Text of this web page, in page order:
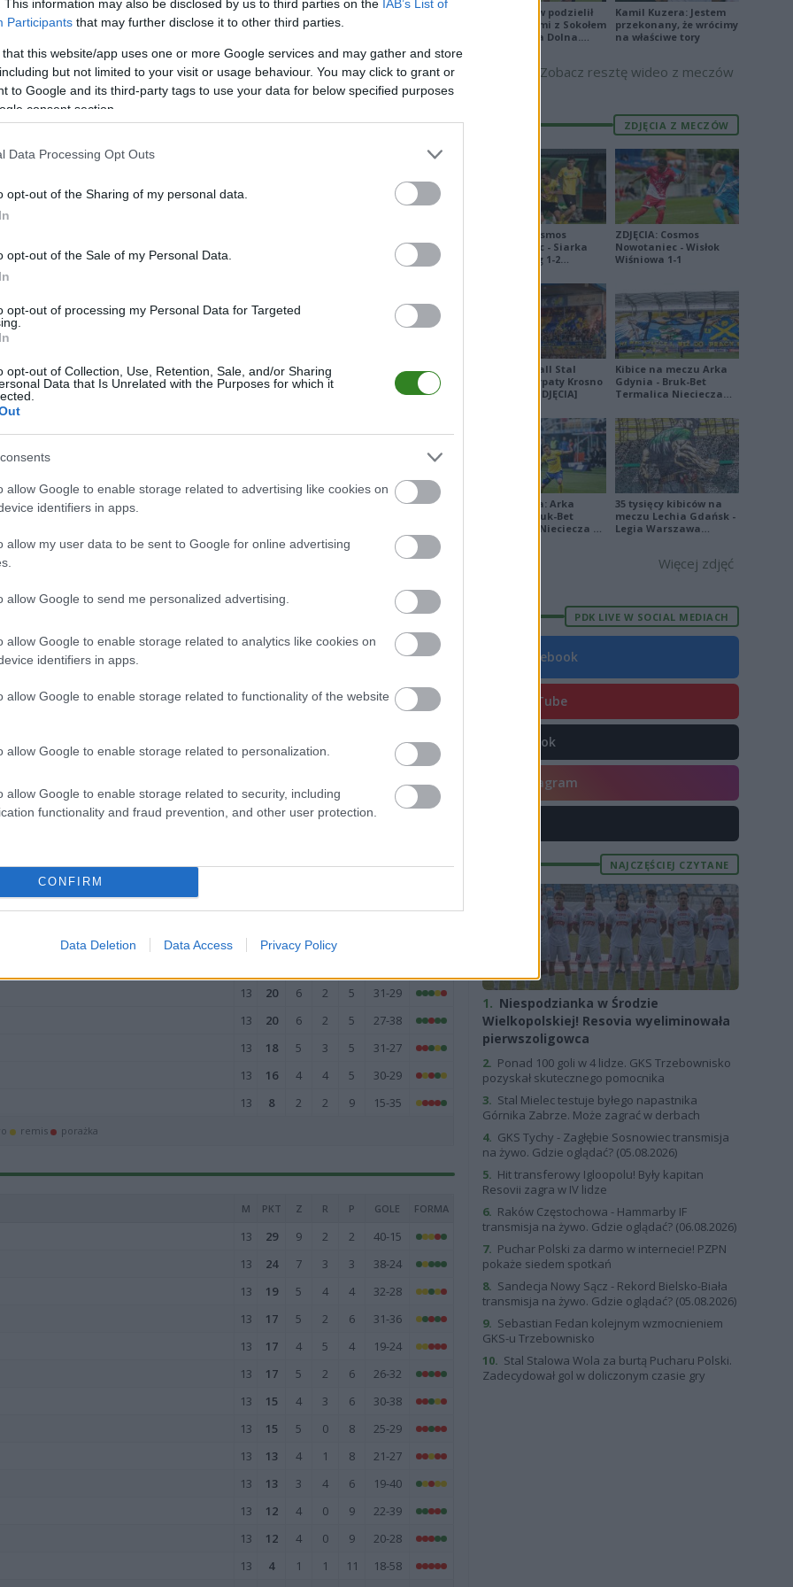
This information may also be disclosed by us to third parties on the IAB’s List of
Participants that may further disclose it to other third parties.
that this website/app uses one or more Google services and may gather and store
but not limited to your visit or usage behaviour. You may click to grant or
to Google and its third-party tags to use your data for below specified purposes
consent section.
Data Processing Opt Outs
opt-out of the Sharing of my personal data.
opt-out of the Sale of my Personal Data.
opt-out of processing my Personal Data for Targeted
opt-out of Collection, Use, Retention, Sale, and/or Sharing
Data that Is Unrelated with the Purposes for which it
allow Google to enable storage related to advertising like cookies on
identifiers in apps.
allow my user data to be sent to Google for online advertising
allow Google to send me personalized advertising.
allow Google to enable storage related to analytics like cookies on
identifiers in apps.
allow Google to enable storage related to functionality of the website
allow Google to enable storage related to personalization.
allow Google to enable storage related to security, including
functionality and fraud prevention, and other user protection.
CONFIRM
Data Deletion Data Access Privacy Policy
2
0
3
2
90-23
26 45 13 68-49
39 12
26 37 12 1 66-60
44-62
60-67
28-77
remis porażka
13 39 13 0 50-8
13 26 8 2 36-21
13 22 7 1 5 41-31
13 22 1
13 20 6 2 5 31-29
13 20 6 2 5 27-38
13 18 5 3 5 31-27
13 16 4 4 5 30-29
13 8 2 2 9 15-35
remis porażka
M PKT Z R P GOLE FORMA
13 29 9 2 2 40-15
13 24 7 3 3 38-24
13 19 5 4 4 32-28
13 17 5 2 6 31-36
13 17 4 5 4 19-24
13 17 5 2 6 26-32
13 15 4 3 6 30-38
13 15 5 0 8 25-29
13 13 4 1 8 21-27
13 13 3 4 6 19-40
13 12 4 0 9 22-39
13 12 4 0 9 20-28
13 4 1 1 11 18-58
JKS Jarosław podzielił
się punktami z Sokołem
Kolbuszowa Dolna.
Kamil Kuzera: Jestem
przekonany, że wrócimy
na właściwe tory
Zobacz resztę wideo z meczów
ZDJĘCIA Z MECZÓW
ZDJĘCIA: Cosmos
Nowotaniec - Siarka
Tarnobrzeg 1-2
ZDJĘCIA: Cosmos
Nowotaniec - Wisłok
Wiśniowa 1-1
Derby Ekoball Stal
Sanok - Karpaty Krosno
na remis [ZDJĘCIA]
Kibice na meczu Arka
Gdynia - Bruk-Bet
Termalica Nieciecza
Ekstraklasa: Arka
Gdynia - Bruk-Bet
Termalica Nieciecza 2-
35 tysięcy kibiców na
meczu Lechia Gdańsk -
Legia Warszawa
Więcej zdjęć
PDK LIVE W SOCIAL MEDIACH
Facebook
YouTube
TikTok
Instagram
NAJCZĘŚCIEJ CZYTANE
1. Niespodzianka w Środzie
Wielkopolskiej! Resovia wyeliminowała
pierwszoligowca
2. Ponad 100 goli w 4 lidze. GKS Trzebownisko
pozyskał skutecznego pomocnika
3. Stal Mielec testuje byłego napastnika
Górnika Zabrze. Może zagrać w derbach
4. GKS Tychy - Zagłębie Sosnowiec transmisja
na żywo. Gdzie oglądać? (05.08.2026)
5. Hit transferowy Igloopolu! Były kapitan
Resovii zagra w IV lidze
6. Raków Częstochowa - Hammarby IF
transmisja na żywo. Gdzie oglądać? (06.08.2026)
7. Puchar Polski za darmo w internecie! PZPN
pokaże siedem spotkań
8. Sandecja Nowy Sącz - Rekord Bielsko-Biała
transmisja na żywo. Gdzie oglądać? (05.08.2026)
9. Sebastian Fedan kolejnym wzmocnieniem
GKS-u Trzebownisko
10. Stal Stalowa Wola za burtą Pucharu Polski.
Zadecydował gol w doliczonym czasie gry